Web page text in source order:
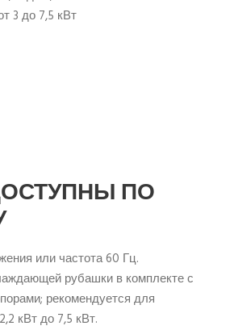
3 до 7,5 кВт
ПО
или частота 60 Гц.
рубашки в комплекте с
рекомендуется для
кВт до 7,5 кВт.